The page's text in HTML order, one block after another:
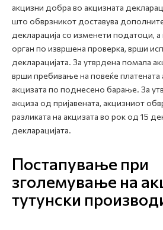
акцизни добра во акцизната
што обврзникот доставува
декларација со изменети податоци,
орган по извршена проверка, врши
декларацијата. За утврдена помала
врши пребивање на повеќе платената
акцизата по поднесено барање. За
акциза од пријавената, акцизниот
разликата на акцизата во рок од 15
декларацијата.
Постапување при
зголемување на
тутунски